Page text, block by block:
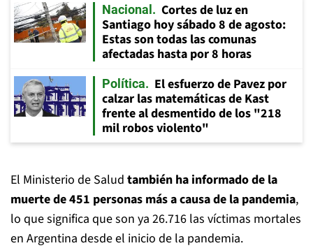
Nacional
Cortes de luz en
Santiago hoy sábado 8 de agosto:
Estas son todas las comunas
afectadas hasta por 8 horas
Política
El esfuerzo de Pavez por
calzar las matemáticas de Kast
frente al desmentido de los "218
mil robos violento"
El Ministerio de Salud también ha informado de la
muerte de 451 personas más a causa de la pandemia,
lo que significa que son ya 26.716 las víctimas mortales
en Argentina desde el inicio de la pandemia.